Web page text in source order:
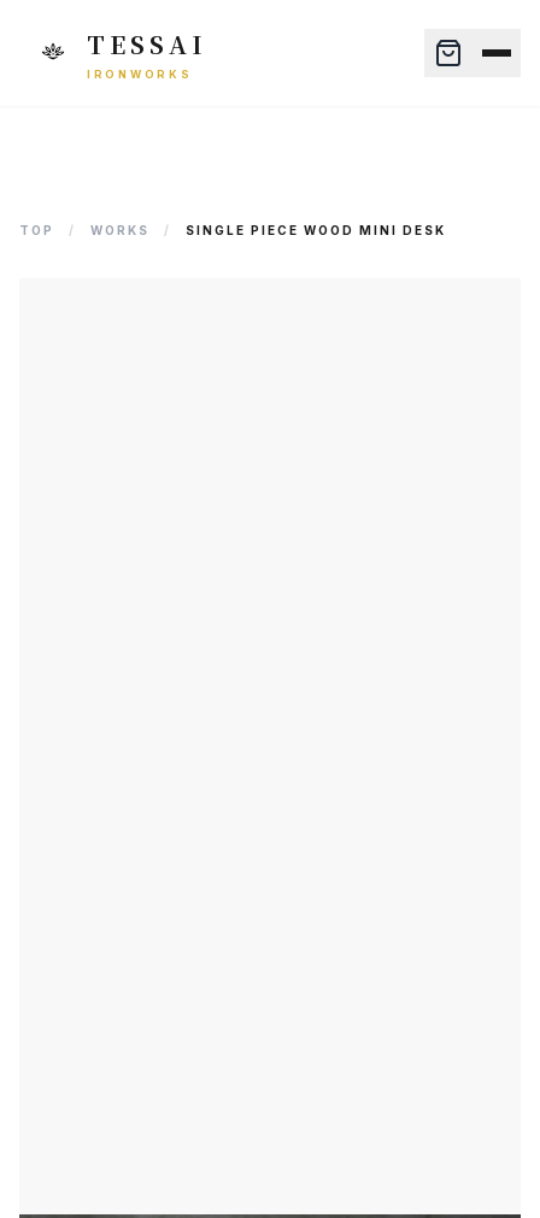
TESSAI
IRONWORKS
TOP / WORKS / SINGLE PIECE WOOD MINI DESK